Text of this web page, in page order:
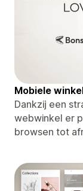
Mobiele
Dankzij een
webwinkel er
browsen tot